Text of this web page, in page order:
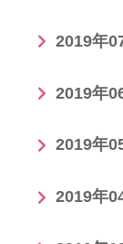
2019年
2019年
2019年
2019年